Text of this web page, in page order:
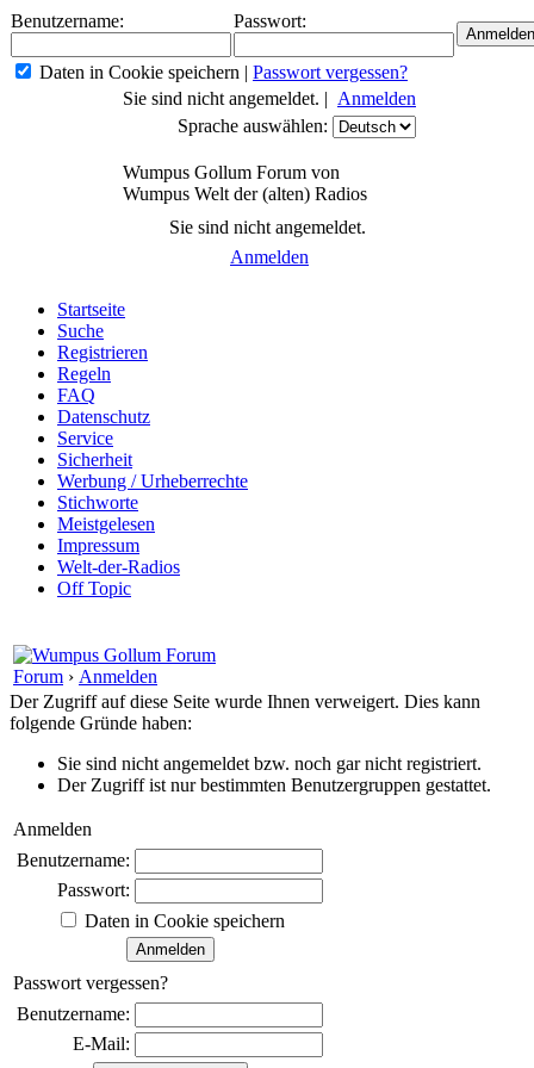
Benutzername: Passwort:
Daten in Cookie speichern | Passwort vergessen?
Sie sind nicht angemeldet. | Anmelden
Sprache auswählen:
Wumpus Gollum Forum von
Wumpus Welt der (alten) Radios
Sie sind nicht angemeldet.
Anmelden
Startseite
Suche
Registrieren
Regeln
FAQ
Datenschutz
Service
Sicherheit
Werbung / Urheberrechte
Stichworte
Meistgelesen
Impressum
Welt-der-Radios
Off Topic
Forum › Anmelden
Der Zugriff auf diese Seite wurde Ihnen verweigert. Dies kann
folgende Gründe haben:
Sie sind nicht angemeldet bzw. noch gar nicht registriert.
Der Zugriff ist nur bestimmten Benutzergruppen gestattet.
Anmelden
Benutzername:
Passwort:
Daten in Cookie speichern
Passwort vergessen?
Benutzername:
E-Mail: